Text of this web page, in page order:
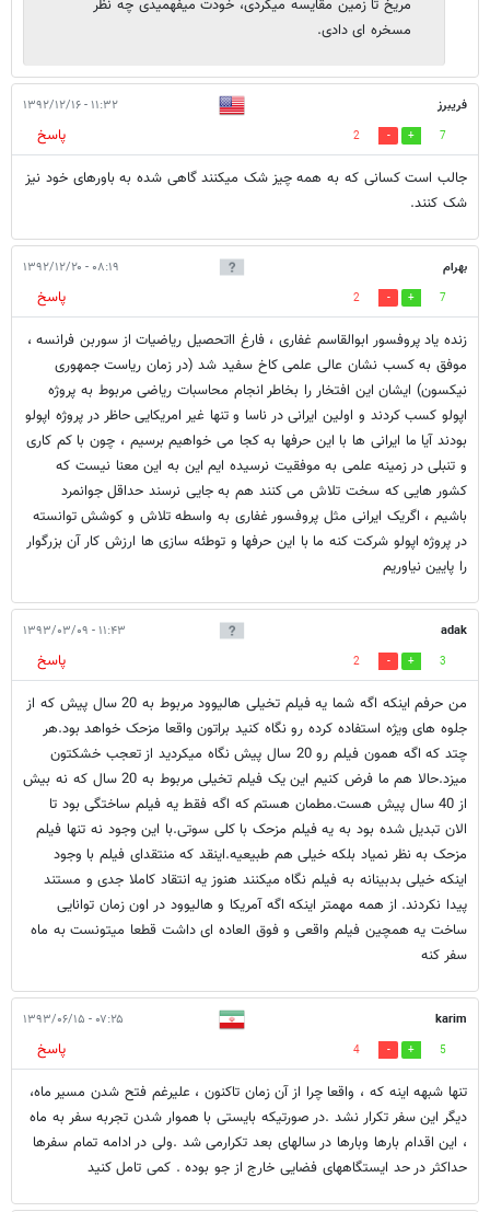
مریخ تا زمین مقایسه میکردی، خودت میفهمیدی چه نظر
مسخره ای دادی.
فریبرز ۱۱:۳۲ - ۱۳۹۲/۱۲/۱۶
7
2
پاسخ
جالب است کسانی که به همه چیز شک میکنند گاهی شده به باورهای خود نیز
شک کنند.
بهرام ۰۸:۱۹ - ۱۳۹۲/۱۲/۲۰
7
2
پاسخ
زنده یاد پروفسور ابوالقاسم غفاری ، فارغ ااتحصیل ریاضیات از سوربن فرانسه ،
موفق به کسب نشان عالی علمی کاخ سفید شد (در زمان ریاست جمهوری
نیکسون) ایشان این افتخار را بخاطر انجام محاسبات ریاضی مربوط به پروژه
اپولو کسب کردند و اولین ایرانی در ناسا و تنها غیر امریکایی حاظر در پروژه اپولو
بودند آیا ما ایرانی ها با این حرفها به کجا می خواهیم برسیم ، چون با کم کاری
و تنبلی در زمینه علمی به موفقیت نرسیده ایم این به این معنا نیست که
کشور هایی که سخت تلاش می کنند هم به جایی نرسند حداقل جوانمرد
باشیم ، اگریک ایرانی مثل پروفسور غفاری به واسطه تلاش و کوشش توانسته
در پروژه اپولو شرکت کنه ما با این حرفها و توطئه سازی ها ارزش کار آن بزرگوار
را پایین نیاوریم
adak ۱۱:۴۳ - ۱۳۹۳/۰۳/۰۹
3
2
پاسخ
من حرفم اینکه اگه شما یه فیلم تخیلی هالیوود مربوط به 20 سال پیش که از
جلوه های ویژه استفاده کرده رو نگاه کنید براتون واقعا مزحک خواهد بود.هر
چتد که اگه همون فیلم رو 20 سال پیش نگاه میکردید از تعجب خشکتون
میزد.حالا هم ما فرض کنیم این یک فیلم تخیلی مربوط به 20 سال که نه بیش
از 40 سال پیش هست.مطمان هستم که اگه فقط یه فیلم ساختگی بود تا
الان تبدیل شده بود به یه فیلم مزحک با کلی سوتی.با این وجود نه تنها فیلم
مزحک به نظر نمیاد بلکه خیلی هم طبیعیه.اینقد که منتقدای فیلم با وجود
اینکه خیلی بدبینانه به فیلم نگاه میکنند هنوز یه انتقاد کاملا جدی و مستند
پیدا نکردند. از همه مهمتر اینکه اگه آمریکا و هالیوود در اون زمان توانایی
ساخت یه همچین فیلم واقعی و فوق العاده ای داشت قطعا میتونست به ماه
سفر کنه
karim ۰۷:۲۵ - ۱۳۹۳/۰۶/۱۵
5
4
پاسخ
تنها شبهه اینه که ، واقعا چرا از آن زمان تاکنون ، علیرغم فتح شدن مسیر ماه،
دیگر این سفر تکرار نشد .در صورتیکه بایستی با هموار شدن تجربه سفر به ماه
، این اقدام بارها وبارها در سالهای بعد تکرارمی شد .ولی در ادامه تمام سفرها
حداکثر در حد ایستگاههای فضایی خارج از جو بوده . کمی تامل کنید